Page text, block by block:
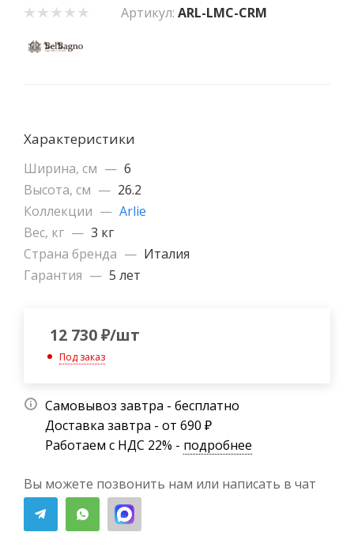
Артикул: ARL-LMC-CRM
Характеристики
Ширина, см — 6
Высота, см — 26.2
Коллекции — Arlie
Вес, кг — 3 кг
Страна бренда — Италия
Гарантия — 5 лет
12 730₽/шт
Под заказ
Самовывоз завтра - бесплатно
Доставка завтра - от 690 ₽
Работаем с НДС 22% - подробнее
Вы можете позвонить нам или написать в чат